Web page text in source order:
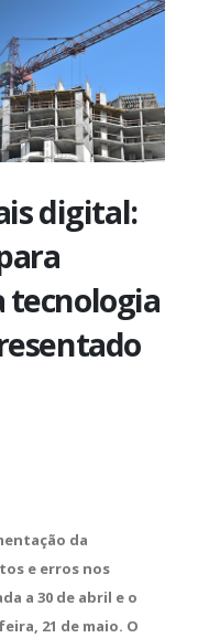
digital:
tecnologia
da
e erros nos
a 30 de abril e o
21 de maio. O